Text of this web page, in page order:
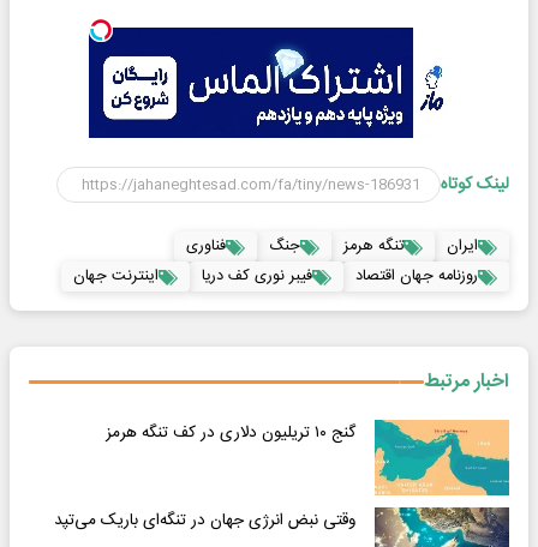
لینک کوتاه
ایران تنگه هرمز جنگ
فناوری
روزنامه جهان اقتصاد
فیبر نوری کف دریا اینترنت جهان
اخبار مرتبط
گنج ۱۰ تریلیون دلاری در کف تنگه هرمز
وقتی نبض انرژی جهان در تنگه‌ای باریک می‌تپد